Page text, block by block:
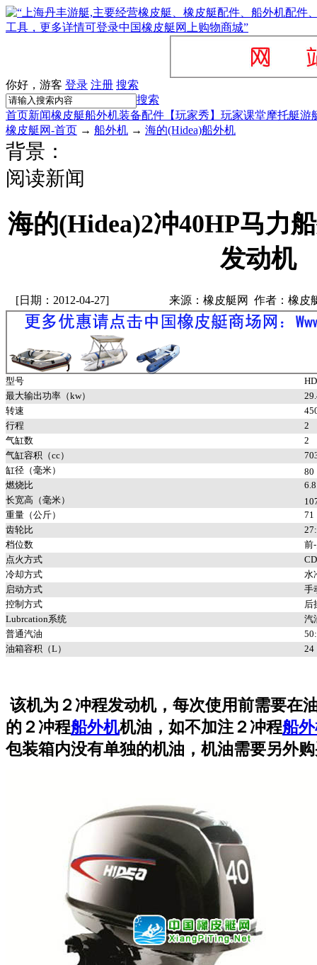
你好，游客 登录 注册 搜索
搜索
首页新闻橡皮艇船外机装备配件 【玩家秀】 玩家课堂摩托艇游
橡皮艇网-首页 → 船外机 → 海的(Hidea)船外机
背景：
阅读新闻
海的(Hidea)2冲40HP马力
发动机
[日期：2012-04-27] 来源：橡皮艇网 作者：橡皮
型号
最大输出功率（kw）
转速
行程
2
气缸数
2
气缸容积（cc）
缸径（毫米）
80
燃烧比
长宽高（毫米）
重量（公斤）
71
齿轮比
档位数
前
点火方式
冷却方式
水
启动方式
手
控制方式
后
Lubrcation系统
汽
普通汽油
油箱容积（L）
24
该机为２冲程发动机，每次使用前需要在
的２冲程船外机机油，如不加注２冲程船
包装箱内没有单独的机油，机油需要另外